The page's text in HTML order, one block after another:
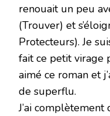
renouait un peu
(Trouver) et
Protecteurs). Je
fait ce petit virage
aimé ce roman et
de superflu.
J’ai